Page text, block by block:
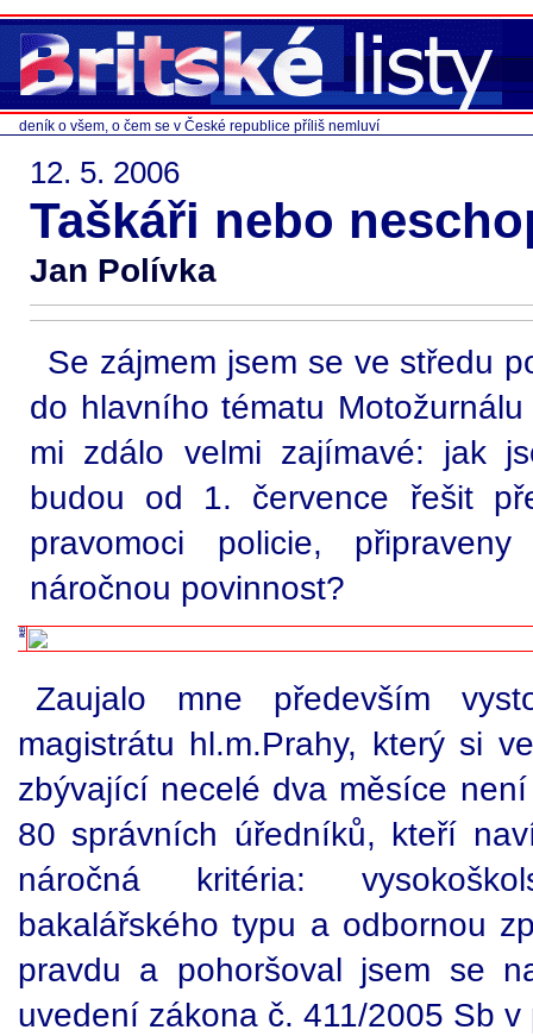
deník o všem, o čem se v České republice příliš nemluví
12. 5. 2006
Taškáři nebo
Jan Polívka
Se zájmem jsem se ve středu
do hlavního tématu
mi zdálo velmi zajímavé: jak
budou od 1. července řešit
pravomoci policie,
náročnou povinnost?
Zaujalo mne především
magistrátu hl.m.Prahy, který si
zbývající necelé dva měsíce
80 správních úředníků, kteří
náročná kritéria:
bakalářského typu a odbornou
pravdu a pohoršoval jsem se
uvedení zákona č. 411/2005 Sb v